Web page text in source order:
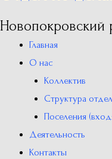
Новопокровский
Главная
О нас
Коллектив
Структура
Поселения
Деятельность
Контакты